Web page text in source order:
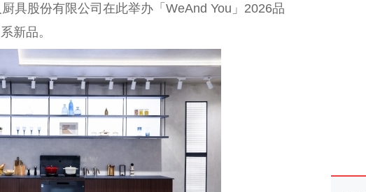
具股份有限公司在此举办「WeAnd You」2026品
新品。